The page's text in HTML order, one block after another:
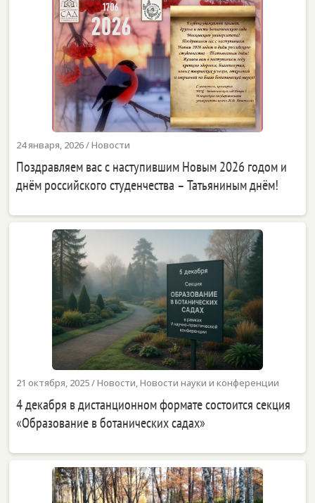
24 января, 2026/Новости
Поздравляем вас с наступившим Новым 2026 годом и
днём российского студенчества – Татьяниным днём!
21 октября, 2025/Новости,Новости науки и конференции
4 декабря в дистанционном формате состоится секция
«Образование в ботанических садах»